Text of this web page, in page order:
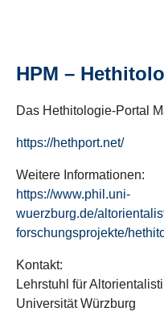
HPM –
Das Hethitologie-Portal
https://hethport.net/
Weitere Informationen:
https://www.phil.uni-
wuerzburg.de/
forschungsprojekte/
Kontakt:
Lehrstuhl für
Universität Würzburg